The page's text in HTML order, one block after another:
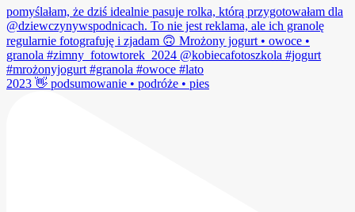
2023 👋 podsumowanie • podróże • pies